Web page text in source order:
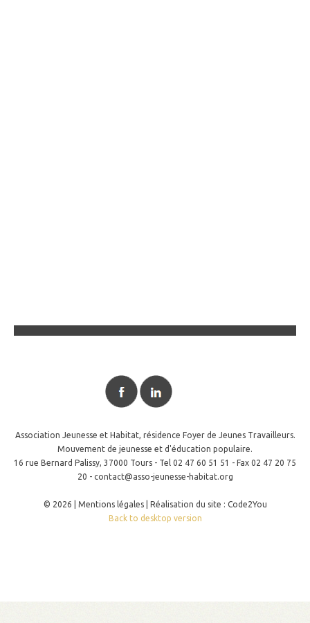
Association Jeunesse et Habitat, résidence Foyer de Jeunes Travailleurs.
Mouvement de jeunesse et d'éducation populaire.
16 rue Bernard Palissy, 37000 Tours - Tel 02 47 60 51 51 - Fax 02 47 20 75
20 - contact@asso-jeunesse-habitat.org
© 2026 Mentions légales| Réalisation du site : Code2You
Back to desktop version